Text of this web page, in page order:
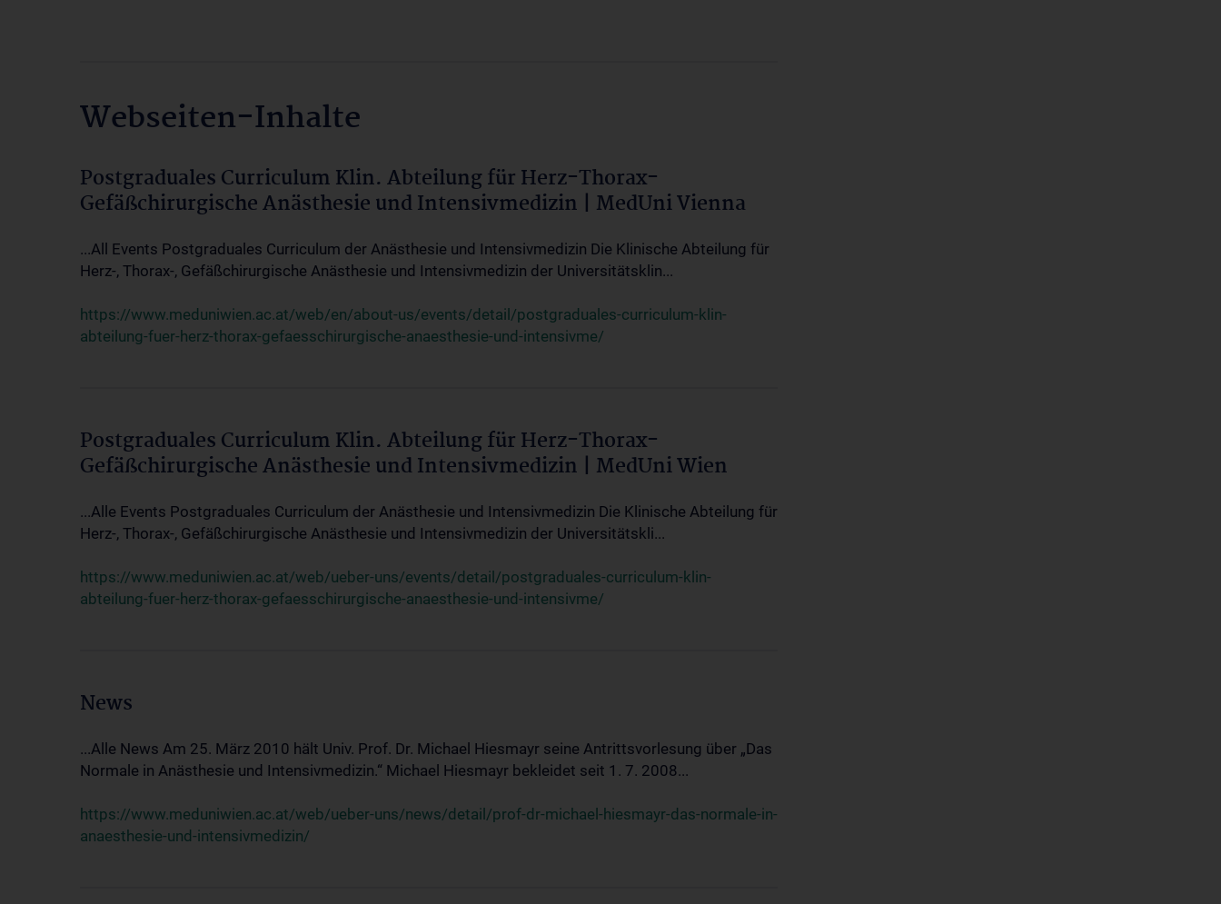
Webseiten-Inhalte
Postgraduales Curriculum Klin. Abteilung für Herz-Thorax-
Gefäßchirurgische Anästhesie und Intensivmedizin | MedUni Vienna
...All Events Postgraduales Curriculum der Anästhesie und Intensivmedizin Die Klinische Abteilung für
Herz-, Thorax-, Gefäßchirurgische Anästhesie und Intensivmedizin der Universitätsklin...
https://www.meduniwien.ac.at/web/en/about-us/events/detail/postgraduales-curriculum-klin-
abteilung-fuer-herz-thorax-gefaesschirurgische-anaesthesie-und-intensivme/
Postgraduales Curriculum Klin. Abteilung für Herz-Thorax-
Gefäßchirurgische Anästhesie und Intensivmedizin | MedUni Wien
...Alle Events Postgraduales Curriculum der Anästhesie und Intensivmedizin Die Klinische Abteilung für
Herz-, Thorax-, Gefäßchirurgische Anästhesie und Intensivmedizin der Universitätskli...
https://www.meduniwien.ac.at/web/ueber-uns/events/detail/postgraduales-curriculum-klin-
abteilung-fuer-herz-thorax-gefaesschirurgische-anaesthesie-und-intensivme/
News
...Alle News Am 25. März 2010 hält Univ. Prof. Dr. Michael Hiesmayr seine Antrittsvorlesung über „Das
Normale in Anästhesie und Intensivmedizin.“ Michael Hiesmayr bekleidet seit 1. 7. 2008...
https://www.meduniwien.ac.at/web/ueber-uns/news/detail/prof-dr-michael-hiesmayr-das-normale-in-
anaesthesie-und-intensivmedizin/